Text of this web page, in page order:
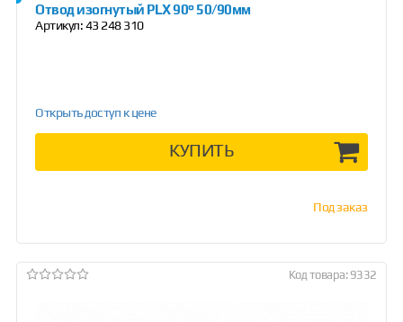
Отвод изогнутый PLX 90° 50/90мм
Артикул:43 248 310
Открыть доступ к цене
КУПИТЬ
Под заказ
Код товара: 9332